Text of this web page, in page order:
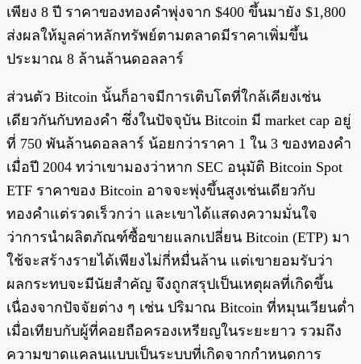
เพียง 8 ปี ราคาของทองคำพุ่งจาก $400 ขึ้นมายัง $1,800
ส่งผลให้มูลค่าหลักทรัพย์ตามตลาดมีราคาเพิ่มขึ้น
ประมาณ 8 ล้านล้านดอลลาร์
ส่วนตัว Bitcoin นั้นก็อาจมีการเติบโตที่ใกล้เคียงเช่น
เดียวกันกับทองคำ ซึ่งในปัจจุบัน Bitcoin มี market cap อยู่
ที่ 750 พันล้านดอลลาร์ น้อยกว่าราคา 1 ใน 3 ของทองคำ
เมื่อปี 2004 ทว่าเขามองว่าหาก SEC อนุมัติ Bitcoin Spot
ETF ราคาของ Bitcoin อาจจะพุ่งขึ้นสูงเช่นเดียวกับ
ทองคำแต่รวดเร็วกว่า และเขาได้แสดงความมั่นใจ
ว่าการนำผลิตภัณฑ์ซื้อขายแลกเปลี่ยน Bitcoin (ETP) มา
ใช้จะสร้างรายได้เพียงไม่กี่หมื่นล้าน แต่เขายอมรับว่า
ผลกระทบจะมีนัยสำคัญ จึงถูกสรุปเป็นเหตุผลที่เกิดขึ้น
เนื่องจากปัจจัยต่าง ๆ เช่น ปริมาณ Bitcoin ที่หมุนเวียนต่ำ
เมื่อเทียบกับผู้ที่คอยถือครองเหรียญในระยะยาว รวมถึง
ความขาดแคลนแบบเป็นระบบที่เกิดจากกำหนดการ